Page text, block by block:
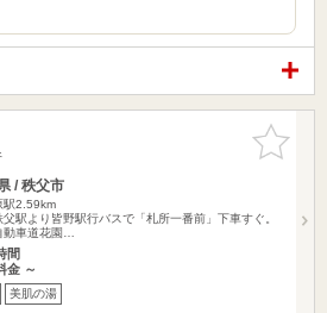
お気に入
りに追加
/ 秩父市
駅2.59km
父駅より皆野駅行バスで「札所一番前」下車すぐ。
動車道花園…
間
金 ～
美肌の湯